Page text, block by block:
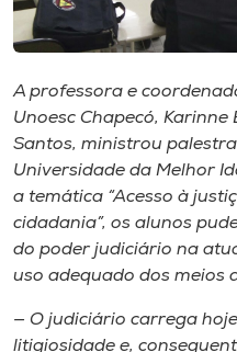
Museu
Unoesc
Store
Selecione
A professora e
Unoesc Chapecó,
Santos, ministrou
Universidade da Melhor
a temática “Acesso à
cidadania”, os alunos
do poder judiciário na
uso adequado dos meios
— O judiciário carrega
litigiosidade e,